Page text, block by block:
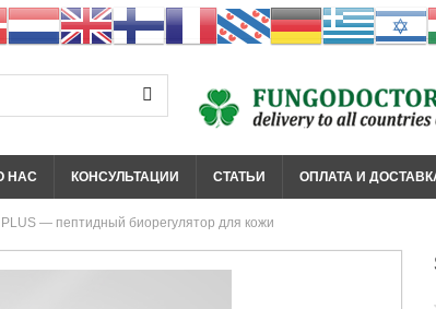
НАС КОНСУЛЬТАЦИИ СТАТЬИ ОПЛАТА И
PLUS — пептидный биорегулятор для кожи